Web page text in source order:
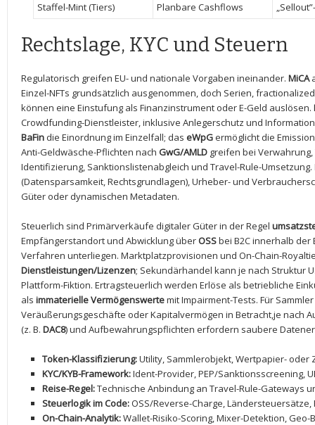
Staffel-Mint (Tiers)
Planbare Cashflows
Rechtslage, KYC und Steuern
Regulatorisch‍ greifen EU- und nationale Vorgaben ineinander. MiCA
Einzel-NFTs grundsätzlich ausgenommen, doch Serien,
können eine ⁣Einstufung‍ als Finanzinstrument oder E-Geld auslösen.
Crowdfunding-Dienstleister, inklusive Anlegerschutz und
BaFin die‍ Einordnung im Einzelfall; das eWpGermöglicht die
Anti-Geldwäsche-Pflichten ⁣nach GwG/AMLD greifen bei
Identifizierung, Sanktionslistenabgleich und Travel-Rule-
(Datensparsamkeit, Rechtsgrundlagen), Urheber- und
Güter oder dynamischen Metadaten.
Steuerlich sind Primärverkäufe digitaler ⁤Güter in der Regel
Empfängerstandort und ‌Abwicklung überOSSbei B2C innerhalb der
Verfahren unterliegen. Marktplatzprovisionen ⁢und On-Chain-
Dienstleistungen/Lizenzen; Sekundärhandel kann je nach Struktur‌
Plattform-Fiktion. Ertragsteuerlich werden Erlöse als⁢ betriebliche
als immaterielle⁢ Vermögenswerte⁢mit Impairment-Tests. Für
Veräußerungsgeschäfte oder‍ Kapitalvermögen in Betracht,je nach
(z. B. DAC8) und Aufbewahrungspflichten erfordern saubere
Token-Klassifizierung:Utility, Sammlerobjekt, Wertpapier-
KYC/KYB-Framework:Ident-Provider, PEP/Sanktionsscreening,
Reise-Regel:Technische Anbindung an Travel-Rule-Gateways
Steuerlogik im Code:OSS/Reverse-Charge,
On-Chain-Analytik:‌Wallet-Risiko-Scoring, Mixer-Detektion,